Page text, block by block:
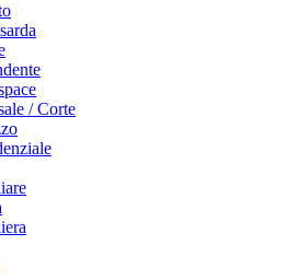
/ Corte